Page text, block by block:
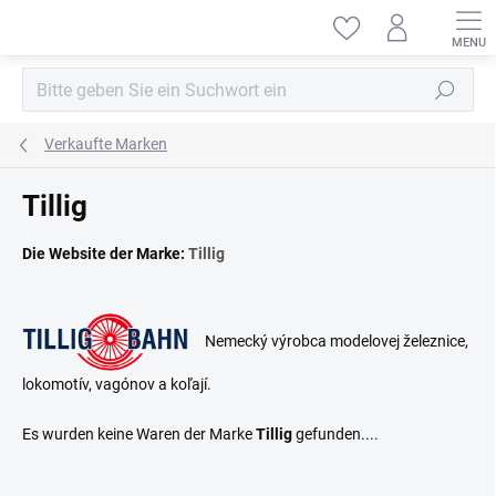
Suchen
Verkaufte Marken
Tillig
Die Website der Marke: Tillig
Nemecký výrobca modelovej železnice,
lokomotív, vagónov a koľají.
Es wurden keine Waren der MarkeTilliggefunden....